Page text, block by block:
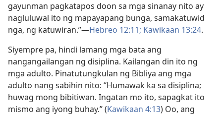
gayunman pagkatapos doon sa mga sinanay nito ay
nagluluwal ito ng mapayapang bunga, samakatuwid
nga, ng katuwiran.”​—Hebreo 12:11; Kawikaan 13:24.
Siyempre pa, hindi lamang mga bata ang
nangangailangan ng disiplina. Kailangan din ito ng
mga adulto. Pinatutungkulan ng Bibliya ang mga
adulto nang sabihin nito: “Humawak ka sa disiplina;
huwag mong bibitiwan. Ingatan mo ito, sapagkat ito
mismo ang iyong buhay.” (Kawikaan 4:13) Oo, ang